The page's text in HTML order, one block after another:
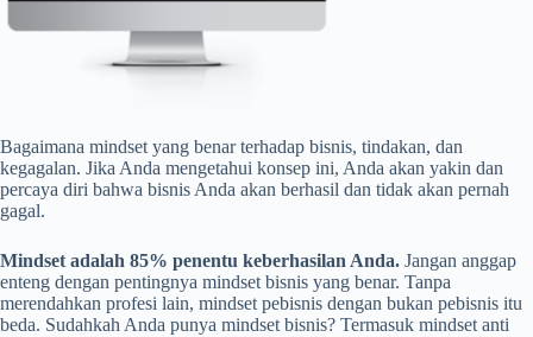
Bagaimana mindset yang benar terhadap bisnis, tindakan, dan
kegagalan. Jika Anda mengetahui konsep ini, Anda akan yakin dan
percaya diri bahwa bisnis Anda akan berhasil dan tidak akan pernah
gagal.
Mindset adalah 85% penentu keberhasilan Anda. Jangan anggap
enteng dengan pentingnya mindset bisnis yang benar. Tanpa
merendahkan profesi lain, mindset pebisnis dengan bukan pebisnis itu
beda. Sudahkah Anda punya mindset bisnis? Termasuk mindset anti